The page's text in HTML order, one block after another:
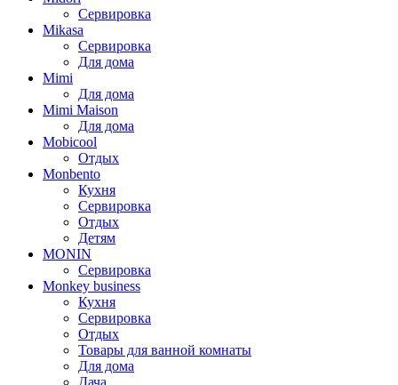
Сервировка
Mikasa
Сервировка
Для дома
Mimi
Для дома
Mimi Maison
Для дома
Mobicool
Отдых
Monbento
Кухня
Сервировка
Отдых
Детям
MONIN
Сервировка
Monkey business
Кухня
Сервировка
Отдых
Товары для ванной комнаты
Для дома